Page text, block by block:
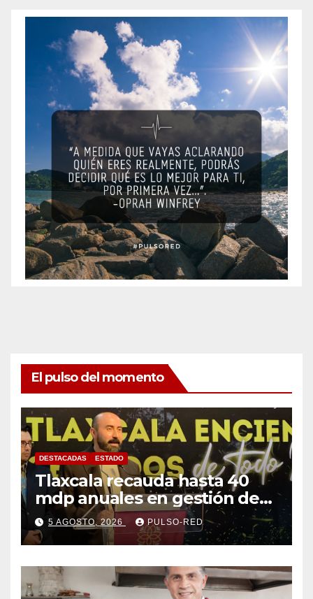
El pulso del momento
DESTACADAS ESTADO
Tlaxcala recauda hasta 40
mdp anuales en gestión de
residuos: PAA
5 AGOSTO, 2026 PULSO-RED